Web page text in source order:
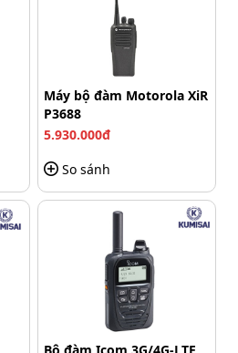
tiếng ồn SINC+...
sẽ tăng hơn 40% sau mỗi lần
tùy chọn pin với thời gian sử
đáp ứng mọi nhu cầu về liên lạc
Motorola Xir P8668i thế hệ
Motorola có chức năng hiển thị
Wifi.
thoại rảnh tay (VOX), trang bị
gọi khẩn cấp.
Máy bộ đàm Motorola XiR
P3688
5.930.000đ
So sánh
Bộ đàm Icom 3G/4G-LTE